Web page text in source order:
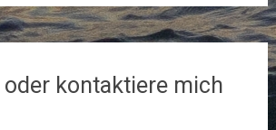
oder kontaktiere mich